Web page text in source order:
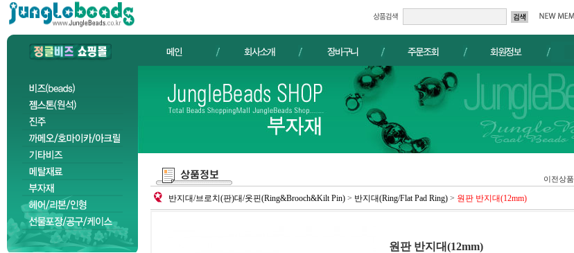
이전상품
반지대/브로치(판)대/옷핀(Ring&Brooch&Kilt Pin) > 반지대(Ring/Flat Pad Ring) > 원판 반지대(12mm)
원판 반지대(12mm)